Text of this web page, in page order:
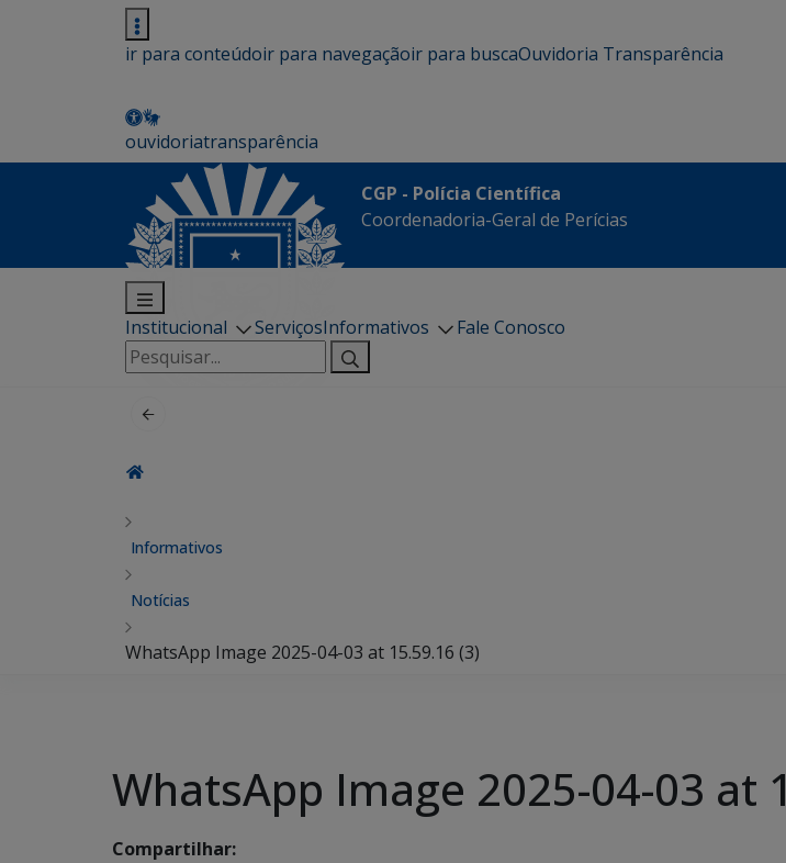
ir para conteúdoir para navegaçãoir para buscaOuvidoria Transparência
ouvidoriatransparência
CGP - Polícia Científica
Coordenadoria-Geral de Perícias
Institucional ServiçosInformativos
Fale Conosco
Pesquisar
por:
Informativos
Notícias
WhatsApp Image 2025-04-03 at 15.59.16 (3)
WhatsApp Image 2025-04-03 at
Compartilhar: